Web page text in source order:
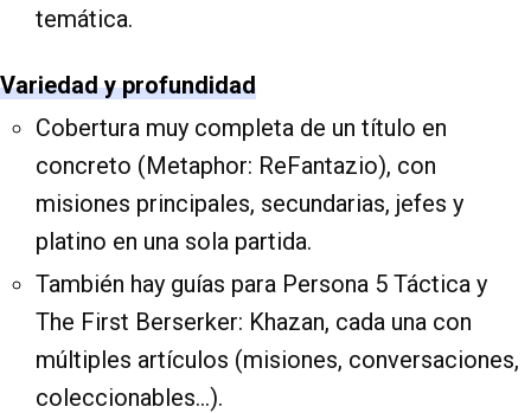
temática.
Variedad y profundidad
Cobertura muy completa de un título en
concreto (Metaphor: ReFantazio), con
misiones principales, secundarias, jefes y
platino en una sola partida.
También hay guías para Persona 5 Táctica y
The First Berserker: Khazan, cada una con
múltiples artículos (misiones, conversaciones,
coleccionables…).